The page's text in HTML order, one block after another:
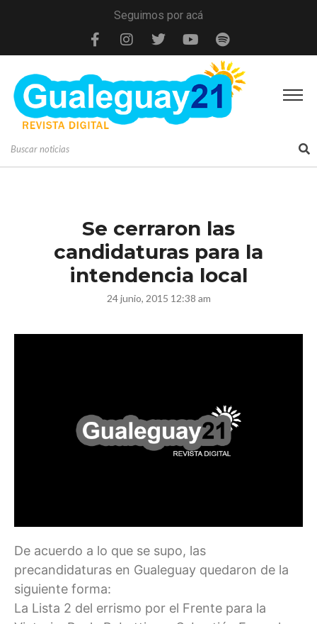
Seguimos por acá
Se cerraron las
candidaturas para la
intendencia local
24 junio, 2015 12:38 am
De acuerdo a lo que se supo, las
precandidaturas en Gualeguay quedaron de la
siguiente forma:
La Lista 2 del errismo por el Frente para la